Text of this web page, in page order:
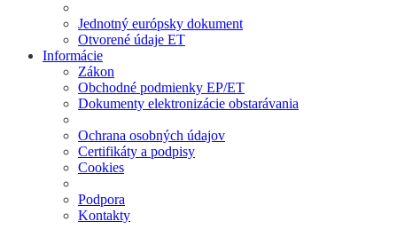
Jednotný európsky dokument
Otvorené údaje ET
Informácie
Zákon
Obchodné podmienky EP/ET
Dokumenty elektronizácie obstarávania
Ochrana osobných údajov
Certifikáty a podpisy
Cookies
Podpora
Kontakty